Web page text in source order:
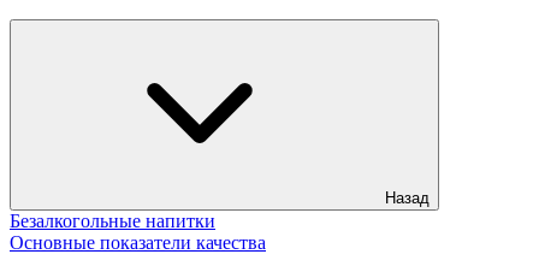
Назад
Безалкогольные напитки
Основные показатели качества